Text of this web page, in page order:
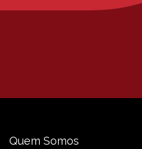
Quem Somos